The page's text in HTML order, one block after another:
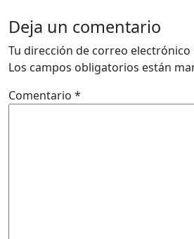
Deja un comentario
Tu dirección de correo electrónico
Los campos obligatorios están
Comentario *